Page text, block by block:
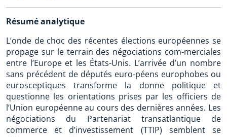
Résumé analytique
L’onde de choc des récentes élections européennes se
propage sur le terrain des négociations com-merciales
entre l’Europe et les États-Unis. L’arrivée d’un nombre
sans précédent de députés euro-péens europhobes ou
eurosceptiques transforme la donne politique et
questionne les orientations prises par les officiers de
l’Union européenne au cours des dernières années. Les
négociations du Partenariat transatlantique de
commerce et d’investissement (TTIP) semblent se